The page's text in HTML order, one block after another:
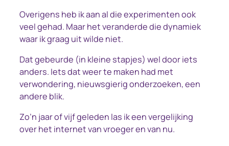
Overigens heb ik aan al die experimenten ook
veel gehad. Maar het veranderde die dynamiek
waar ik graag uit wilde niet.
Dat gebeurde (in kleine stapjes) wel door iets
anders. Iets dat weer te maken had met
verwondering, nieuwsgierig onderzoeken, een
andere blik.
Zo’n jaar of vijf geleden las ik een vergelijking
over het internet van vroeger en van nu.